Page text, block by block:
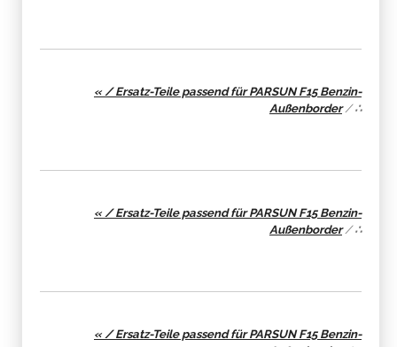
Außenborder/∴
Außenborder/∴
Außenborder/∴